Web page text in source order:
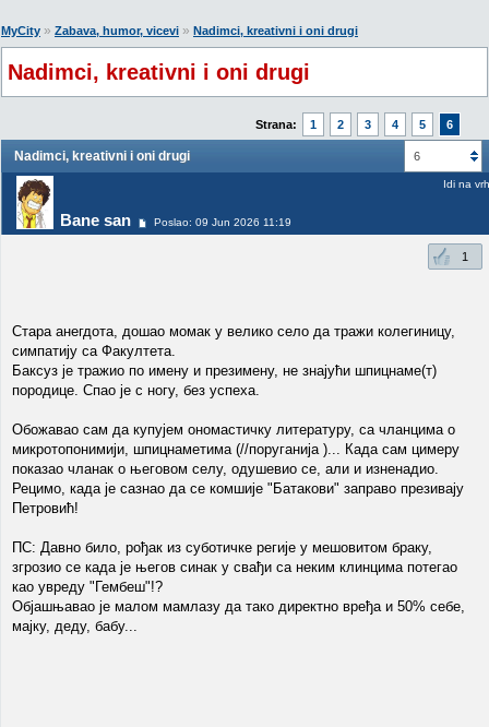
MyCity » Zabava, humor, vicevi » Nadimci, kreativni i oni drugi
Nadimci, kreativni i oni drugi
Strana: 1 2 3 4 5 6
6
Nadimci, kreativni i oni drugi
Bane san Poslao: 09 Jun 2026 11:19
Idi na vrh
1
Стара анегдота, дошао момак у велико село да тражи колегиницу,
симпатију са Факултета.
Баксуз је тражио по имену и презимену, не знајући шпицнаме(т)
породице. Спао је с ногу, без успеха.
Обожавао сам да купујем ономастичку литературу, са чланцима о
микротопонимији, шпицнаметима (//поруганија )... Када сам цимеру
показао чланак о његовом селу, одушевио се, али и изненадио.
Рецимо, када је сазнао да се комшије "Батакови" заправо презивају
Петровић!
ПС: Давно било, рођак из суботичке регије у мешовитом браку,
згрозио се када је његов синак у свађи са неким клинцима потегао
као увреду "Гембеш"!?
Објашњавао је малом мамлазу да тако директно вређа и 50% себе,
мајку, деду, бабу...